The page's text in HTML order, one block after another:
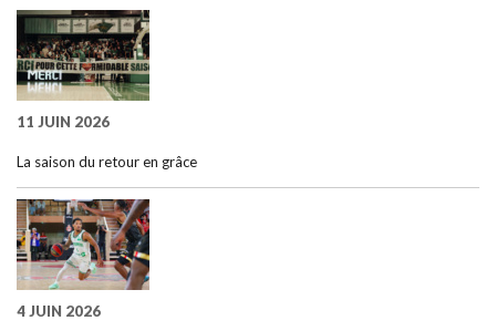
11 JUIN 2026
La saison du retour en grâce
4 JUIN 2026